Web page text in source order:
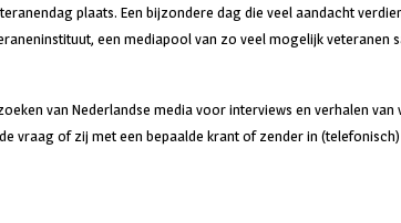
plaats. Een bijzondere dag die veel aandacht
een mediapool van zo veel mogelijk veteranen
van Nederlandse media voor interviews en verhalen
vraag of zij met een bepaalde krant of zender in